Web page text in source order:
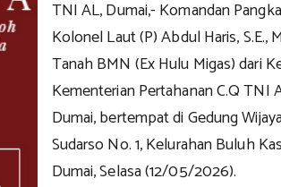
TNI AL, Dumai,- Komandan
Kolonel Laut (P) Abdul Haris, S.E.,
Tanah BMN (Ex Hulu Migas) dari
Kementerian Pertahanan C.Q
Dumai, bertempat di Gedung
Sudarso No. 1, Kelurahan Buluh
Dumai, Selasa (12/05/2026).